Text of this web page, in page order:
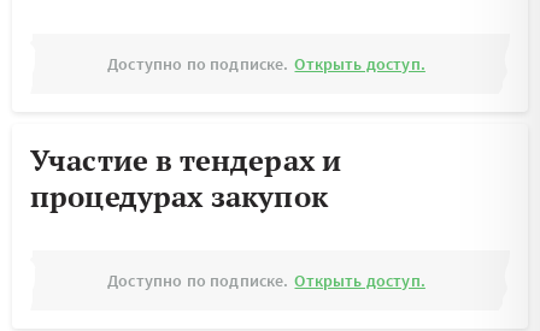
Доступно по подписке. Открыть доступ.
Участие в тендерах и
процедурах закупок
Доступно по подписке. Открыть доступ.